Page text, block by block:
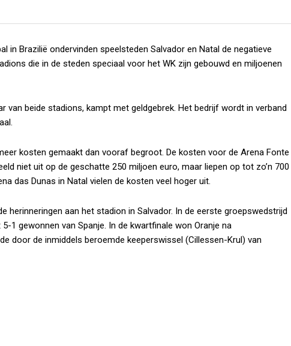
in Brazilië ondervinden speelsteden Salvador en Natal de negatieve
die in de steden speciaal voor het WK zijn gebouwd en miljoenen
van beide stadions, kampt met geldgebrek. Het bedrijf wordt in verband
kosten gemaakt dan vooraf begroot. De kosten voor de Arena Fonte
niet uit op de geschatte 250 miljoen euro, maar liepen op tot zo’n 700
das Dunas in Natal vielen de kosten veel hoger uit.
herinneringen aan het stadion in Salvador. In de eerste groepswedstrijd
1 gewonnen van Spanje. In de kwartfinale won Oranje na
door de inmiddels beroemde keeperswissel (Cillessen-Krul) van